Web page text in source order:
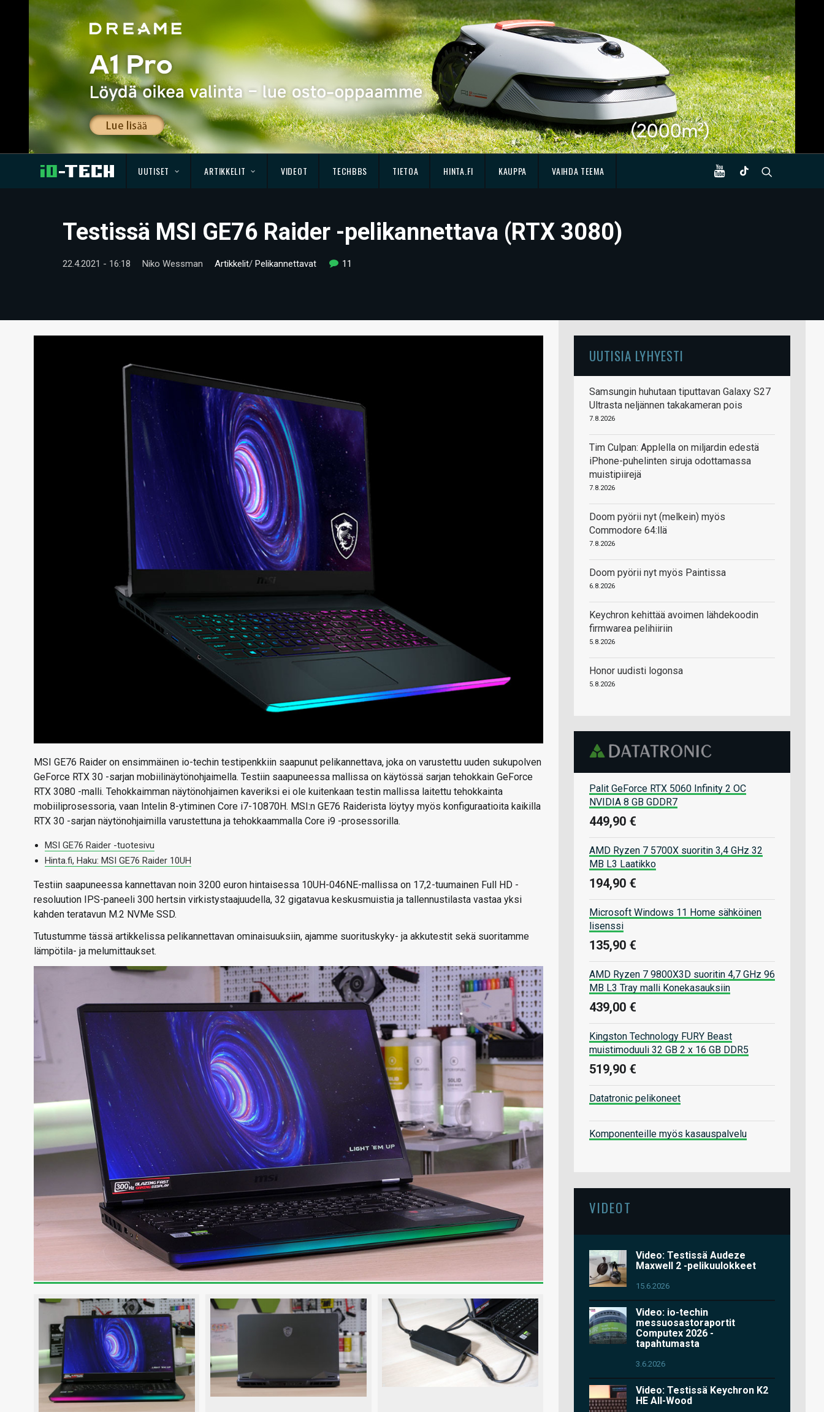
UUTISET ARTIKKELIT VIDEOT TECHBBS TIETOA HINTA.FI KAUPPA VAIHDA TEEMA
Testissä MSI GE76 Raider -pelikannettava (RTX 3080)
22.4.2021 - 16:18 Niko Wessman Artikkelit/ Pelikannettavat 11
MSI GE76 Raider on ensimmäinen io-techin testipenkkiin saapunut pelikannettava, joka on varustettu uuden sukupolven
GeForce RTX 30 -sarjan mobiilinäytönohjaimella. Testiin saapuneessa mallissa on käytössä sarjan tehokkain GeForce
RTX 3080 -malli. Tehokkaimman näytönohjaimen kaveriksi ei ole kuitenkaan testin mallissa laitettu tehokkainta
mobiiliprosessoria, vaan Intelin 8-ytiminen Core i7-10870H. MSI:n GE76 Raiderista löytyy myös konfiguraatioita kaikilla
RTX 30 -sarjan näytönohjaimilla varustettuna ja tehokkaammalla Core i9 -prosessorilla.
MSI GE76 Raider -tuotesivu
Hinta.fi, Haku: MSI GE76 Raider 10UH
Testiin saapuneessa kannettavan noin 3200 euron hintaisessa 10UH-046NE-mallissa on 17,2-tuumainen Full HD -
resoluution IPS-paneeli 300 hertsin virkistystaajuudella, 32 gigatavua keskusmuistia ja tallennustilasta vastaa yksi
kahden teratavun M.2 NVMe SSD.
Tutustumme tässä artikkelissa pelikannettavan ominaisuuksiin, ajamme suorituskyky- ja akkutestit sekä suoritamme
lämpötila- ja melumittaukset.
UUTISIA LYHYESTI
Samsungin huhutaan tiputtavan Galaxy S27
Ultrasta neljännen takakameran pois
7.8.2026
Tim Culpan: Applella on miljardin edestä
iPhone-puhelinten siruja odottamassa
muistipiirejä
7.8.2026
Doom pyörii nyt (melkein) myös
Commodore 64:llä
7.8.2026
Doom pyörii nyt myös Paintissa
6.8.2026
Keychron kehittää avoimen lähdekoodin
firmwarea pelihiiriin
5.8.2026
Honor uudisti logonsa
5.8.2026
Palit GeForce RTX 5060 Infinity 2 OC
NVIDIA 8 GB GDDR7
449,90 €
AMD Ryzen 7 5700X suoritin 3,4 GHz 32
MB L3 Laatikko
194,90 €
Microsoft Windows 11 Home sähköinen
lisenssi
135,90 €
AMD Ryzen 7 9800X3D suoritin 4,7 GHz 96
MB L3 Tray malli Konekasauksiin
439,00 €
Kingston Technology FURY Beast
muistimoduuli 32 GB 2 x 16 GB DDR5
519,90 €
Datatronic pelikoneet
Komponenteille myös kasauspalvelu
VIDEOT
Video: Testissä Audeze
Maxwell 2 -pelikuulokkeet
15.6.2026
Video: io-techin
messuosastoraportit
Computex 2026 -
tapahtumasta
3.6.2026
Video: Testissä Keychron K2
HE All-Wood